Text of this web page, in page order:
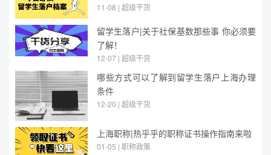
11-08 | 超级干货
留学生落户|关于社保基数那些事 你必须要
了解！
12-07 | 超级干货
哪些方式可以了解到留学生落户上海办理
条件
12-20 | 超级干货
上海职称|热乎乎的职称证书操作指南来啦
01-05 | 职称政策